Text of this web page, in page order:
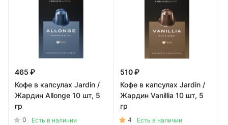
465 ₽
Кофе в капсулах Jardin /
Жардин Allonge 10 шт, 5
гр
0
Есть в наличии
510 ₽
Кофе в капсулах Jardin /
Жардин Vanillia 10 шт, 5
гр
4
Есть в наличии